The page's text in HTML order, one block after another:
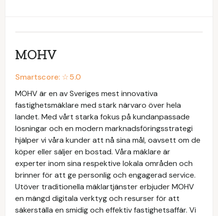
MOHV
Smartscore: ☆5.0
MOHV är en av Sveriges mest innovativa
fastighetsmäklare med stark närvaro över hela
landet. Med vårt starka fokus på kundanpassade
lösningar och en modern marknadsföringsstrategi
hjälper vi våra kunder att nå sina mål, oavsett om de
köper eller säljer en bostad. Våra mäklare är
experter inom sina respektive lokala områden och
brinner för att ge personlig och engagerad service.
Utöver traditionella mäklartjänster erbjuder MOHV
en mängd digitala verktyg och resurser för att
säkerställa en smidig och effektiv fastighetsaffär. Vi